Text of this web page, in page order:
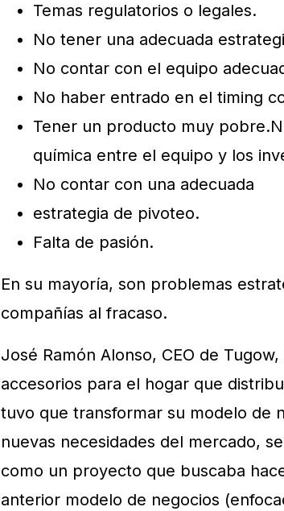
Temas regulatorios o legales.
No tener una adecuada
No contar con el equipo
No haber entrado en el timing
Tener un producto muy
química entre el equipo y los
No contar con una adecuada
estrategia de pivoteo.
Falta de pasión.
En su mayoría, son problemas
compañías al fracaso.
José Ramón Alonso, CEO de
accesorios para el hogar que
tuvo que transformar su modelo de
nuevas necesidades del mercado,
como un proyecto que buscaba
anterior modelo de negocios